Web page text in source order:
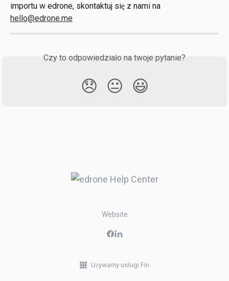
importu w edrone, skontaktuj się z nami na
hello@edrone.me
Czy to odpowiedziało na twoje pytanie?
😞 😐 😃
Website
Używamy usługi Fin